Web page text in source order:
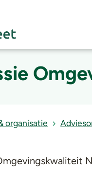
organisatie